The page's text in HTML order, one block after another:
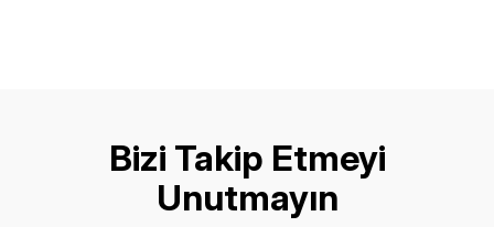
Bizi Takip Etmeyi
Unutmayın